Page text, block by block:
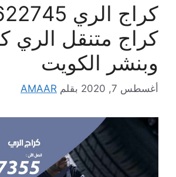
كراج الري
كراج متنقل الري
وبنشر الكويت
أغسطس 7, 2020 بقلم AMAAR